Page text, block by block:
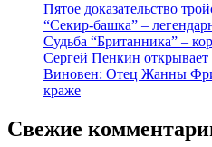
Пятое доказательство
“Секир-башка” –
Судьба “Британника” –
Сергей Пенкин открывает
Виновен: Отец Жанны
краже
Свежие